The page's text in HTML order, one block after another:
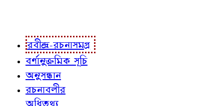
রবীন্দ্র-রচনাসমগ্র
বর্ণানুক্রমিক সূচি
অনুসন্ধান
রচনাবলীর
অধিতথ্য